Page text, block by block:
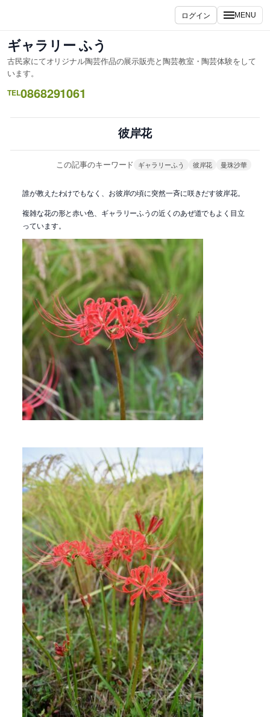
ス
キ
ッ
プ
ログイン MENU
ギャラリー ふう
古民家にてオリジナル陶芸作品の展示販売と陶芸教室・陶芸体験をして
います。
TEL0868291061
彼岸花
この記事のキーワード ギャラリーふう 彼岸花 曼珠沙華
誰が教えたわけでもなく、お彼岸の頃に突然一斉に咲きだす彼岸花。
複雑な花の形と赤い色、ギャラリーふうの近くのあぜ道でもよく目立
っています。